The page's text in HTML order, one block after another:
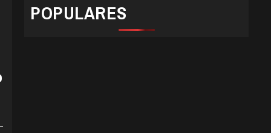
POPULARES